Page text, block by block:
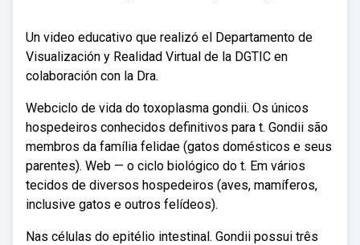
Un video educativo que realizó el Departamento de
Visualización y Realidad Virtual de la DGTIC en
colaboración con la Dra.
Webciclo de vida do toxoplasma gondii. Os únicos
hospedeiros conhecidos definitivos para t. Gondii são
membros da família felidae (gatos domésticos e seus
parentes). Web — o ciclo biológico do t. Em vários
tecidos de diversos hospedeiros (aves, mamíferos,
inclusive gatos e outros felídeos).
Nas células do epitélio intestinal. Gondii possui três